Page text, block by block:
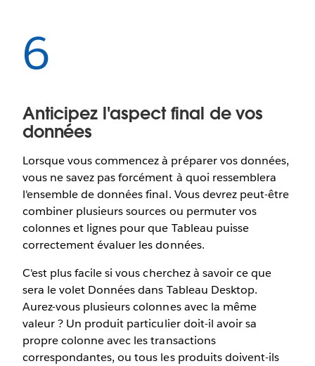
6
Anticipez l'aspect final de vos
données
Lorsque vous commencez à préparer vos données,
vous ne savez pas forcément à quoi ressemblera
l'ensemble de données final. Vous devrez peut-être
combiner plusieurs sources ou permuter vos
colonnes et lignes pour que Tableau puisse
correctement évaluer les données.
C'est plus facile si vous cherchez à savoir ce que
sera le volet Données dans Tableau Desktop.
Aurez-vous plusieurs colonnes avec la même
valeur ? Un produit particulier doit-il avoir sa
propre colonne avec les transactions
correspondantes, ou tous les produits doivent-ils